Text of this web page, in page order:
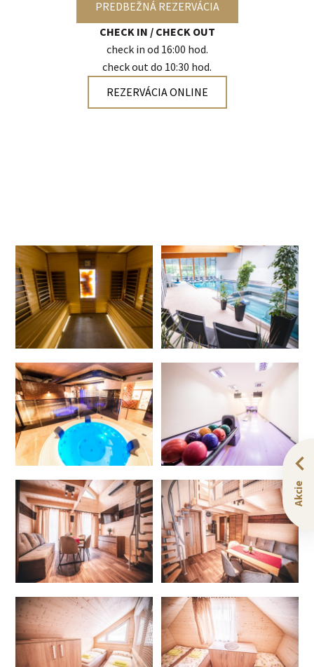
Akcie
PREDBEŽNÁ REZERVÁCIA
CHECK IN / CHECK OUT
check in od 16:00 hod.
check out do 10:30 hod.
REZERVÁCIA ONLINE